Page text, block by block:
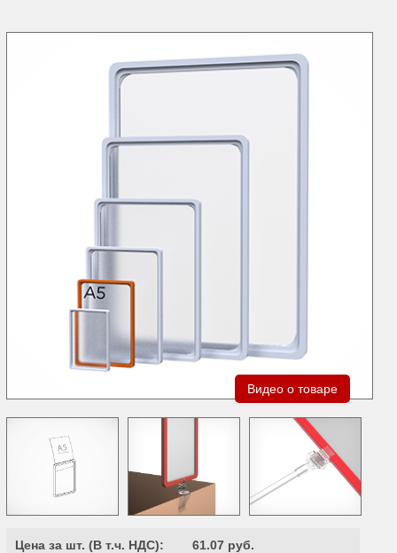
Видео о товаре
Цена за шт. (В т.ч. НДС): 61.07 руб.